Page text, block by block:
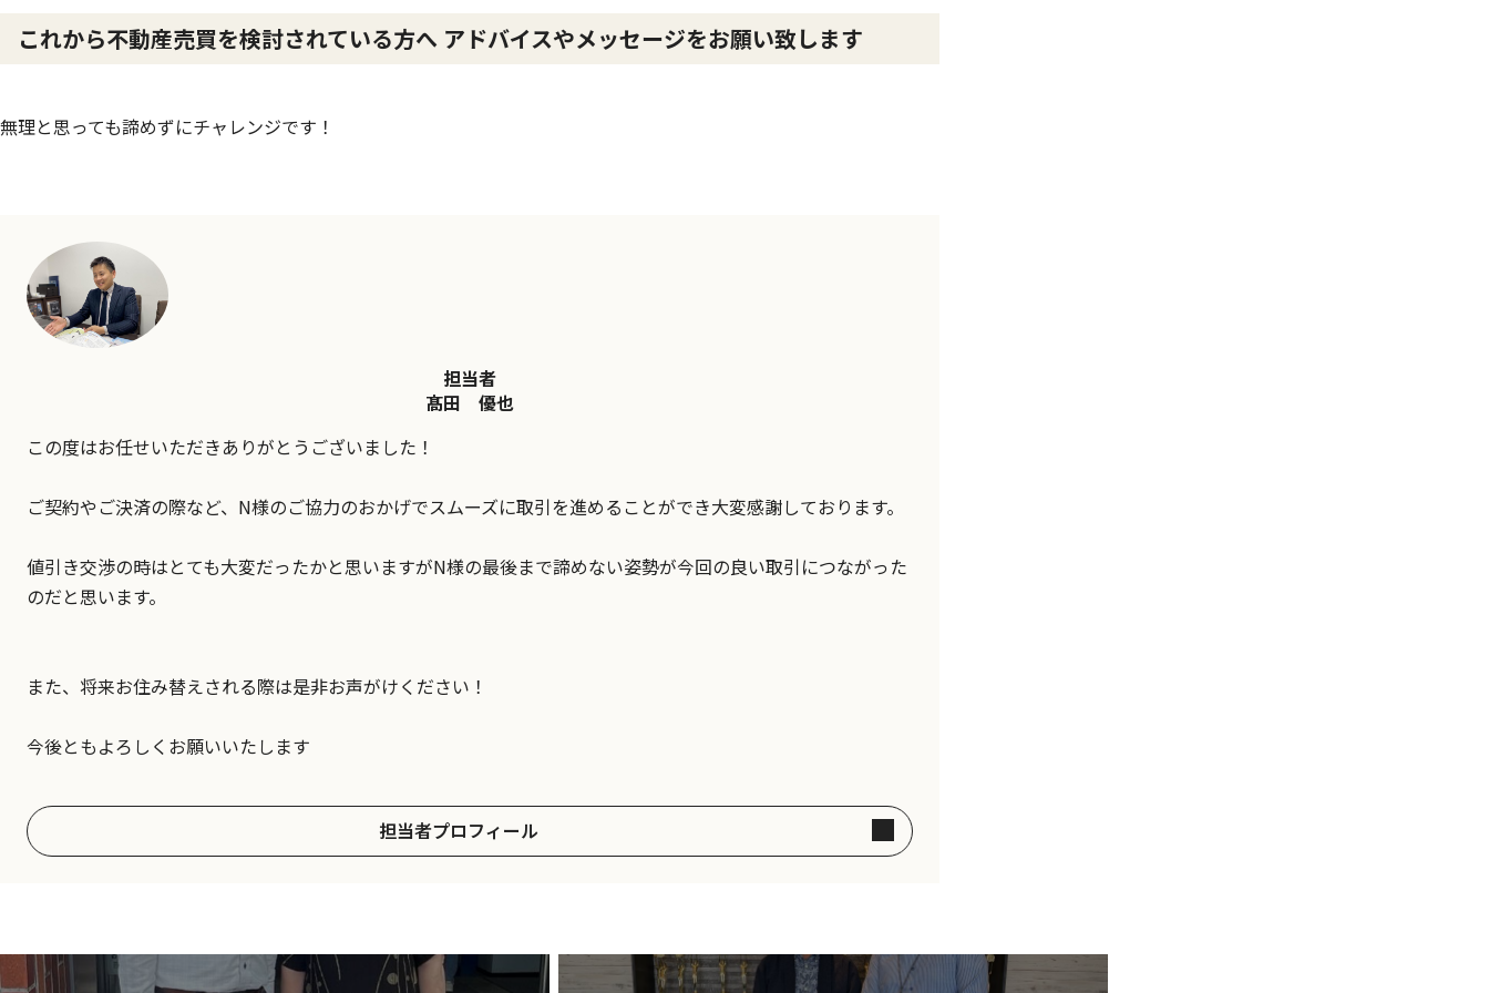
これから不動産売買を検討されている方へ アドバイスやメッセージをお願い致します
無理と思っても諦めずにチャレンジです！
担当者
髙田 優也
この度はお任せいただきありがとうございました！
ご契約やご決済の際など、N様のご協力のおかげでスムーズに取引を進めることができ大変感謝しております。
値引き交渉の時はとても大変だったかと思いますがN様の最後まで諦めない姿勢が今回の良い取引につながった
のだと思います。
また、将来お住み替えされる際は是非お声がけください！
今後ともよろしくお願いいたします
担当者プロフィール